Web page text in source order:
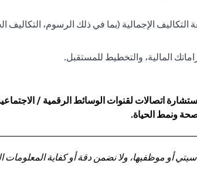
الإجمالية (بما في ذلك الرسوم، التكاليف
المالية، والتخطيط للمستقبل.
اتصالات لقنوات الوسائط الرقمية / الاجتماعية
ونمط الحياة.
موظفيها، ولا نضمن دقة أو كفاية المعلومات